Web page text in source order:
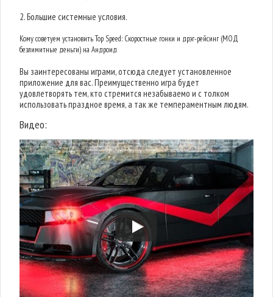
2. Большие системные условия.
Кому советуем установить Top Speed: Скоростные гонки и дрэг-рейсинг (МОД
безлимитные деньги) на Андроид
Вы заинтересованы играми, отсюда следует установленное
приложение для вас. Преимущественно игра будет
удовлетворять тем, кто стремится незабываемо и с толком
использовать праздное время, а так же темпераментным людям.
Видео: